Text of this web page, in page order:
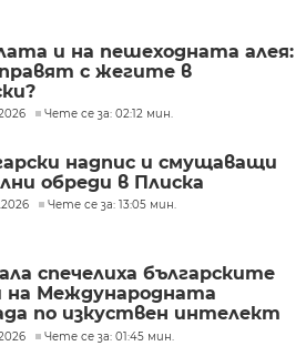
и на пешеходната алея:
с жегите в
Чете се за: 02:12 мин.
надпис и смущаващи
обреди в Плиска
Чете се за: 13:05 мин.
спечелиха българските
на Международната
по изкуствен интелект
Чете се за: 01:45 мин.